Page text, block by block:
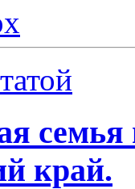
край.